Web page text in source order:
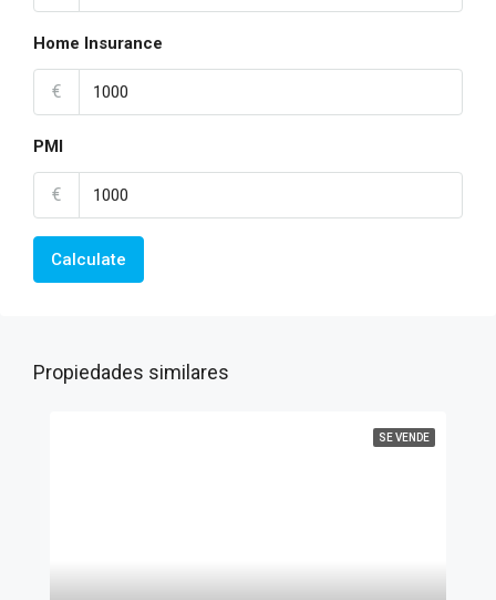
Home Insurance
€
PMI
€
Calculate
Propiedades similares
SE VENDE